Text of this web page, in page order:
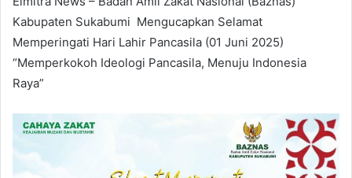
Kabupaten Sukabumi Mengucapkan Selamat
Memperingati Hari Lahir Pancasila (01 Juni 2025)
“Memperkokoh Ideologi Pancasila, Menuju Indonesia
Raya”